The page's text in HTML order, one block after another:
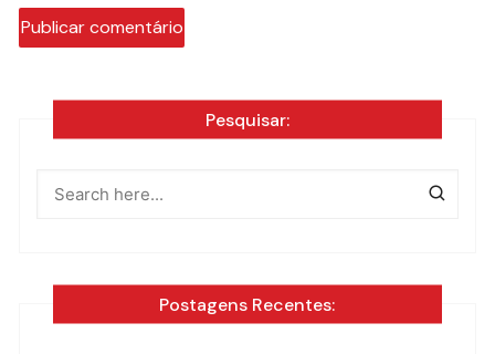
Pesquisar:
Postagens Recentes: